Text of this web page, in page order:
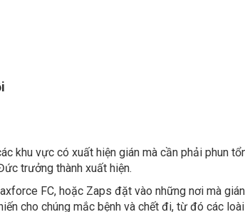
khu vực có xuất hiện gián mà cần phải phun
trưởng thành xuất hiện.
FC, hoặc Zaps đặt vào những nơi mà
cho chúng mắc bệnh và chết đi, từ đó các